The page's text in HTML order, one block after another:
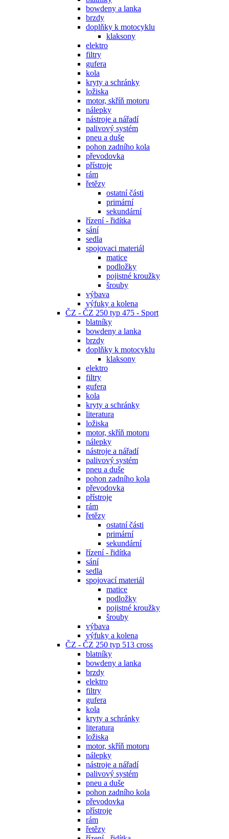
bowdeny a lanka
brzdy
doplňky k motocyklu
klaksony
elektro
filtry
gufera
kola
kryty a schránky
ložiska
motor, skříň motoru
nálepky
nástroje a nářadí
palivový systém
pneu a duše
pohon zadního kola
převodovka
přístroje
rám
řetězy
ostatní části
primární
sekundární
řízení - řidítka
sání
sedla
spojovaci materiál
matice
podložky
pojistné kroužky
šrouby
výbava
výfuky a kolena
ČZ - ČZ 250 typ 475 - Sport
blatníky
bowdeny a lanka
brzdy
doplňky k motocyklu
klaksony
elektro
filtry
gufera
kola
kryty a schránky
literatura
ložiska
motor, skříň motoru
nálepky
nástroje a nářadí
palivový systém
pneu a duše
pohon zadního kola
převodovka
přístroje
rám
řetězy
ostatní části
primární
sekundární
řízení - řidítka
sání
sedla
spojovací materiál
matice
podložky
pojistné kroužky
šrouby
výbava
výfuky a kolena
ČZ - ČZ 250 typ 513 cross
blatníky
bowdeny a lanka
brzdy
elektro
filtry
gufera
kola
kryty a schránky
literatura
ložiska
motor, skříň motoru
nálepky
nástroje a nářadí
palivový systém
pneu a duše
pohon zadního kola
převodovka
přístroje
rám
řetězy